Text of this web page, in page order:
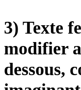
3) Texte
modifier
dessous,